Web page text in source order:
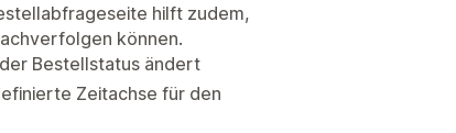
hilft zudem,
können.
Bestellstatus ändert
Zeitachse für den